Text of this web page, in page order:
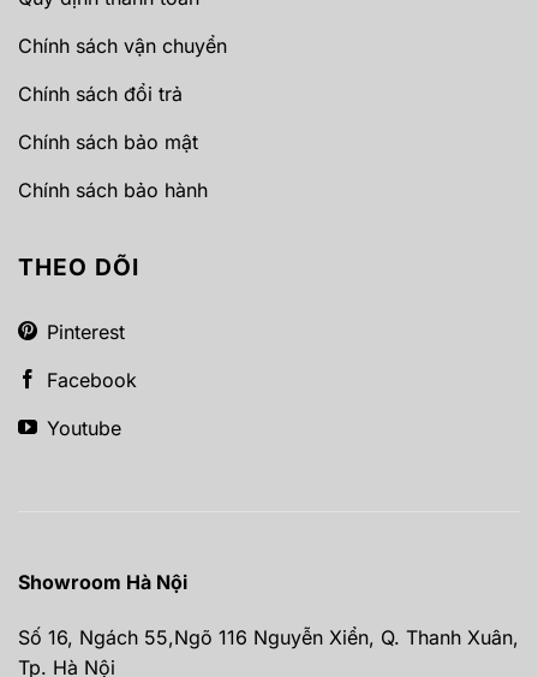
Chính sách vận chuyển
Chính sách đổi trả
Chính sách bảo mật
Chính sách bảo hành
THEO DÕI
Pinterest
Facebook
Youtube
Showroom Hà Nội
Số 16, Ngách 55,Ngõ 116 Nguyễn Xiển, Q. Thanh Xuân,
Tp. Hà Nội